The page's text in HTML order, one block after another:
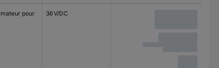
pour
36 V/DC